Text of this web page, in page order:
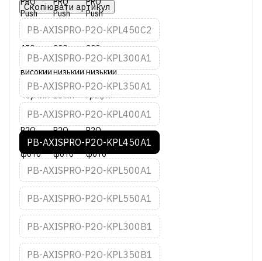
Скопіювати артикул
PB-AXISPRO-P2O-KPL450C2
PB-AXISPRO-P2O-KPL300A1
PB-AXISPRO-P2O-KPL350A1
PB-AXISPRO-P2O-KPL400A1
PB-AXISPRO-P2O-KPL450A1
PB-AXISPRO-P2O-KPL500A1
PB-AXISPRO-P2O-KPL550A1
PB-AXISPRO-P2O-KPL300B1
PB-AXISPRO-P2O-KPL350B1